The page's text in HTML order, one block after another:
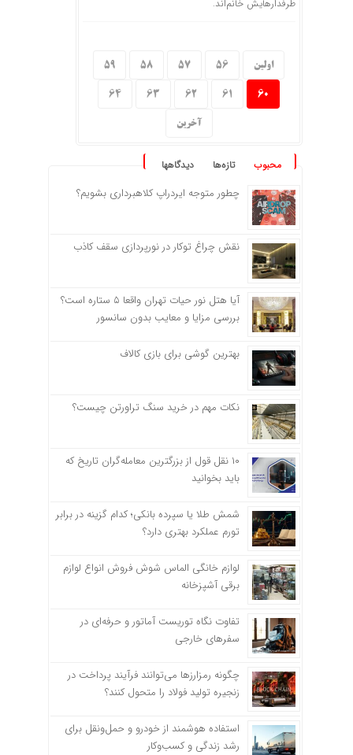
طرفدارهایش خانم‌اند.
اولین 56
57
58
59
60
61
62
63
64
آخرین
محبوب تازه‌ها دیدگاهها
چطور متوجه ایردراپ کلاهبرداری بشویم؟
نقش چراغ توکار در نورپردازی سقف کاذب
آیا هتل نور حیات تهران واقعا ۵ ستاره است؟
بررسی مزایا و معایب بدون سانسور
بهترین گوشی برای بازی کالاف
نکات مهم در خرید سنگ تراورتن چیست؟
۱۰ نقل قول از بزرگترین معامله‌گران تاریخ که
باید بخوانید
شمش طلا یا سپرده بانکی؛ کدام گزینه در برابر
تورم عملکرد بهتری دارد؟
لوازم خانگی الماس شوش فروش انواع لوازم
برقی آشپزخانه
تفاوت نگاه توریست آماتور و حرفه‌ای در
سفرهای خارجی
چگونه رمزارزها می‌توانند فرآیند پرداخت در
زنجیره تولید فولاد را متحول کنند؟
استفاده هوشمند از خودرو و حمل‌ونقل برای
رشد زندگی و کسب‌وکار